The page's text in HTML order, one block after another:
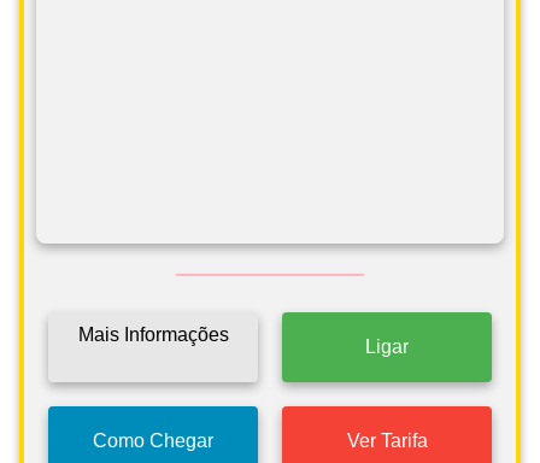
Mais Informações
Ligar
Como Chegar Ver Tarifa